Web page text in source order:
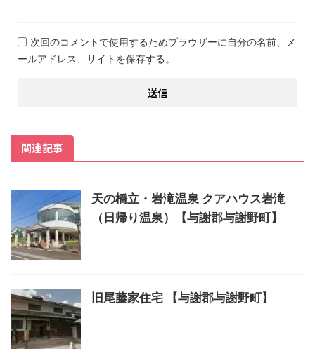
次回のコメントで使用するためブラウザーに自分の名前、メ
ールアドレス、サイトを保存する。
関連記事
天の橋立・岩滝温泉 クアハウス岩滝
（日帰り温泉）【与謝郡与謝野町】
旧尾藤家住宅 【与謝郡与謝野町】